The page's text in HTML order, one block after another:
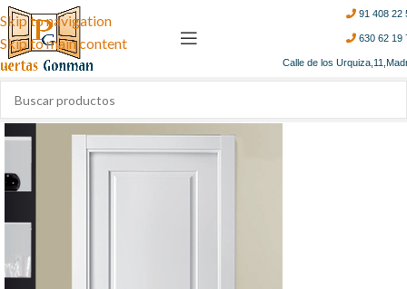
Skip to navigation
Skip to main content
91 408 22
630 62 19
Calle de los